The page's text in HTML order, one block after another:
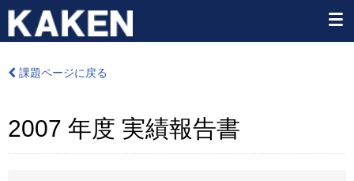
課題ページに戻る
2007 年度 実績報告書